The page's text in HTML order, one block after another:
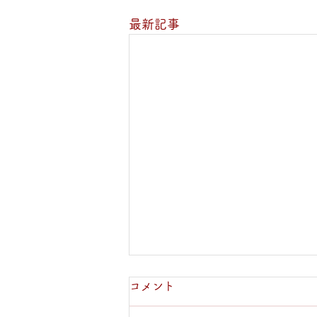
最新記事
vol.053 寅さんに会おうと
決めた
コメント